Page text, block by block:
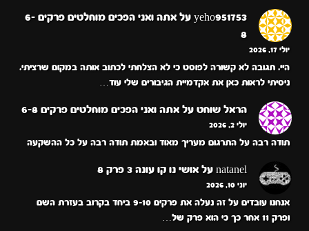
yeho951753 על
אתה ואני הפכים מוחלטים פרקים 6-
8
יולי 17, 2026
היי. תגובה לא קשורה לפוסט כי לא הצלחתי לכתוב אותה במקום שרציתי.
ניסיתי לראות כאן את אקדמיית הגיבורים שלי עוד…
הראל שוחט על אתה ואני הפכים מוחלטים פרקים 6-8
יולי 2, 2026
תודה רבה על התרגום מעריך מאוד ובאמת תודה רבה על כל ההשקעה
natanel על אושי נו קו עונה 3 פרק 8
יוני 10, 2026
אנחנו עובדים על זה נעלה את פרקים 9-10 ביחד בקרוב בעזרת השם
ופרק 11 אחר כך כי הוא פרק של…